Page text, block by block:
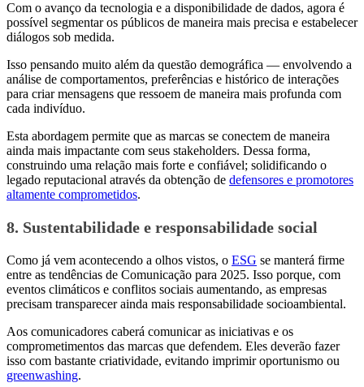
Com o avanço da tecnologia e a disponibilidade de dados, agora é
possível segmentar os públicos de maneira mais precisa e estabelecer
diálogos sob medida.
Isso pensando muito além da questão demográfica — envolvendo a
análise de comportamentos, preferências e histórico de interações
para criar mensagens que ressoem de maneira mais profunda com
cada indivíduo.
Esta abordagem permite que as marcas se conectem de maneira
ainda mais impactante com seus stakeholders. Dessa forma,
construindo uma relação mais forte e confiável; solidificando o
legado reputacional através da obtenção de defensores e promotores
altamente comprometidos.
8. Sustentabilidade e responsabilidade social
Como já vem acontecendo a olhos vistos, o ESG se manterá firme
entre as tendências de Comunicação para 2025. Isso porque, com
eventos climáticos e conflitos sociais aumentando, as empresas
precisam transparecer ainda mais responsabilidade socioambiental.
Aos comunicadores caberá comunicar as iniciativas e os
comprometimentos das marcas que defendem. Eles deverão fazer
isso com bastante criatividade, evitando imprimir oportunismo ou
greenwashing.